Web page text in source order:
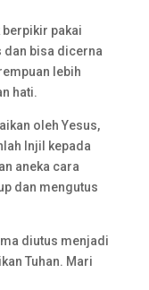
berpikir pakai
dan bisa dicerna
lebih
hati.
oleh Yesus,
Injil kepada
aneka cara
dan mengutus
diutus menjadi
Tuhan. Mari